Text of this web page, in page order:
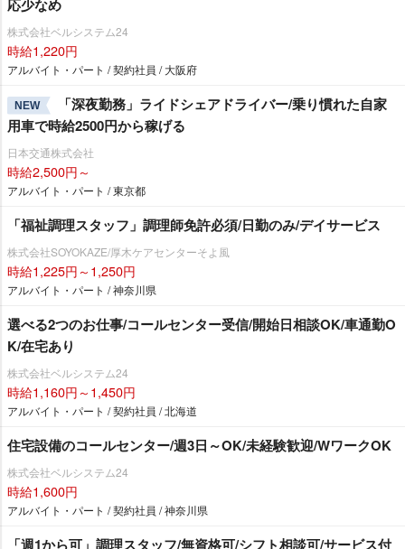
応少なめ
株式会社ベルシステム24
時給1,220円
アルバイト・パート / 契約社員 / 大阪府
NEW
「深夜勤務」ライドシェアドライバー/乗り慣れた自家
用車で時給2500円から稼げる
日本交通株式会社
時給2,500円～
アルバイト・パート / 東京都
「福祉調理スタッフ」調理師免許必須/日勤のみ/デイサービス
株式会社SOYOKAZE/厚木ケアセンターそよ風
時給1,225円～1,250円
アルバイト・パート / 神奈川県
選べる2つのお仕事/コールセンター受信/開始日相談OK/車通勤O
K/在宅あり
株式会社ベルシステム24
時給1,160円～1,450円
アルバイト・パート / 契約社員 / 北海道
住宅設備のコールセンター/週3日～OK/未経験歓迎/WワークOK
株式会社ベルシステム24
時給1,600円
アルバイト・パート / 契約社員 / 神奈川県
「週1から可」調理スタッフ/無資格可/シフト相談可/サービス付